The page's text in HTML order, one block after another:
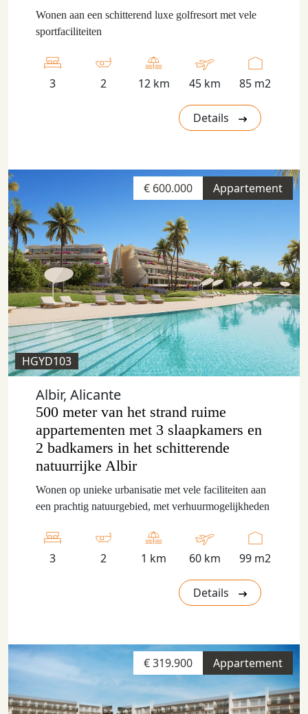
Wonen aan een schitterend luxe golfresort met vele
sportfaciliteiten
3 2 12 km 45 km 85 m2
Details
Appartement
€ 600.000
HGYD103
Albir, Alicante
500 meter van het strand ruime
appartementen met 3 slaapkamers en
2 badkamers in het schitterende
natuurrijke Albir
Wonen op unieke urbanisatie met vele faciliteiten aan
een prachtig natuurgebied, met verhuurmogelijkheden
3 2 1 km 60 km 99 m2
Details
Appartement
€ 319.900